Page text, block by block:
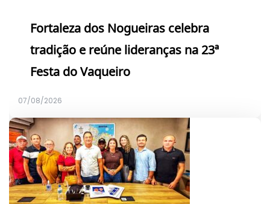
Fortaleza dos Nogueiras celebra
tradição e reúne lideranças na 23ª
Festa do Vaqueiro
07/08/2026